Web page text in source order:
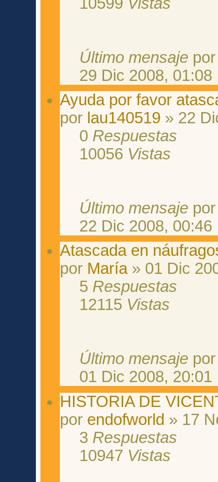
Último mensaje
29 Dic 2008, 01:08
Ayuda por favor
por lau140519 » 22
0 Respuestas
10056 Vistas
Último mensaje
22 Dic 2008, 00:46
Atascada en
por María» 01 Dic
5 Respuestas
12115 Vistas
Último mensaje
01 Dic 2008, 20:01
HISTORIA DE
por endofworld » 17
3 Respuestas
10947 Vistas